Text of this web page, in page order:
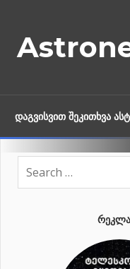
content
ᲓᲐᲒᲕᲘᲡᲕᲘᲗ ᲨᲔᲙᲘᲗᲮᲕᲐ